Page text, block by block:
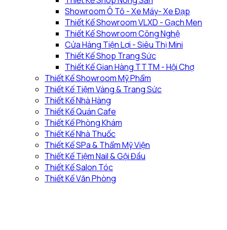
Showroom Ô Tô - Xe Máy- Xe Đạp
Thiết Kế Showroom VLXD - Gạch Men
Thiết Kế Showroom Công Nghệ
Cửa Hàng Tiện Lợi - Siêu Thị Mini
Thiết Kế Shop Trang Sức
Thiết Kế Gian Hàng TTTM - Hội Chợ
Thiết Kế Showroom Mỹ Phẩm
Thiết Kế Tiệm Vàng & Trang Sức
Thiết Kế Nhà Hàng
Thiết Kế Quán Cafe
Thiết Kế Phòng Khám
Thiết Kế Nhà Thuốc
Thiết Kế SPa & Thẩm Mỹ Viện
Thiết Kế Tiệm Nail & Gội Đầu
Thiết Kế Salon Tóc
Thiết Kế Văn Phòng